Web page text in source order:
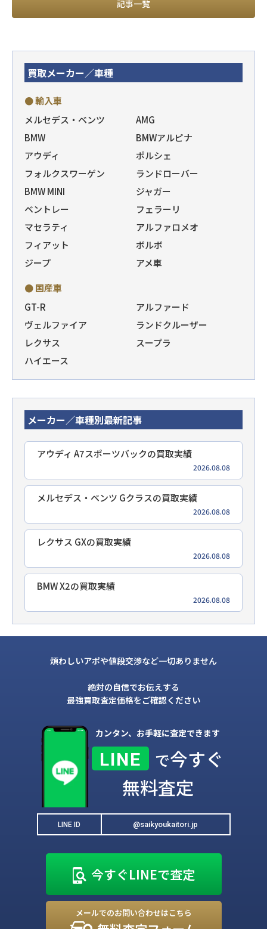
記事一覧
買取メーカー／車種
● 輸入車
メルセデス・ベンツ
AMG
BMW
BMWアルピナ
アウディ
ポルシェ
フォルクスワーゲン
ランドローバー
BMW MINI
ジャガー
ベントレー
フェラーリ
マセラティ
アルファロメオ
フィアット
ボルボ
ジープ
アメ車
● 国産車
GT-R
アルファード
ヴェルファイア
ランドクルーザー
レクサス
スープラ
ハイエース
メーカー／車種別最新記事
アウディ A7スポーツバックの買取実績
2026.08.08
メルセデス・ベンツ Gクラスの買取実績
2026.08.08
レクサス GXの買取実績
2026.08.08
BMW X2の買取実績
2026.08.08
煩わしいアポや値段交渉など一切ありません
絶対の自信でお伝えする
最強買取査定価格をご確認ください
カンタン、お手軽に査定できます
LINE で今すぐ
無料査定
LINE ID @saikyoukaitori.jp
今すぐLINEで査定
メールでのお問い合わせはこちら